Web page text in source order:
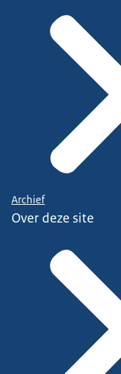
Archief
Over deze site